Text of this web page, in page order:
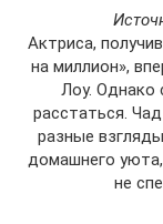
Актриса,
на миллион»,
Лоу. Однако
расстаться.
разные
домашнего
не